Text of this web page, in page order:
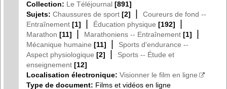
Collection: Le Téléjournal [891]
Sujets: Chaussures de sport [2] |
Coureurs de fond --
Entraînement [1] | Éducation physique [192] |
Marathon [11] | Marathoniens -- Entraînement [1] |
Mécanique humaine [11] |
Sports d'endurance --
Aspect physiologique [2] |
Sports -- Étude et
enseignement [12]
Localisation électronique: Visionner le film en ligne
Type de document: Films et vidéos en ligne